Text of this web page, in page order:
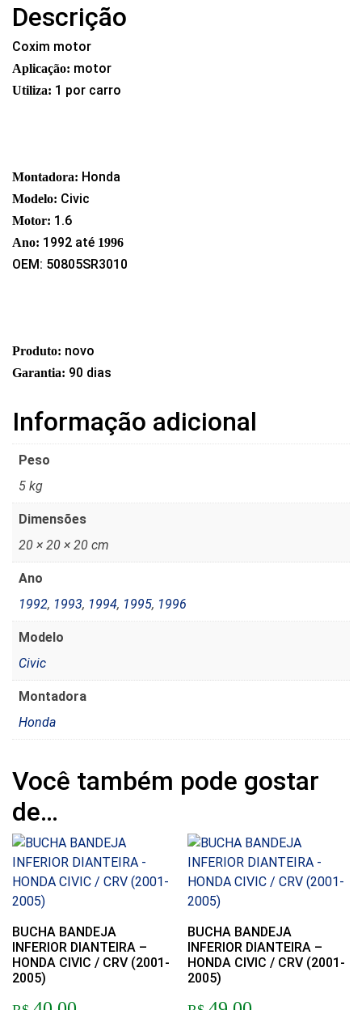
Descrição
Coxim motor
Aplicação: motor
Utiliza: 1 por carro
Montadora: Honda
Modelo: Civic
Motor: 1.6
Ano: 1992 até 1996
OEM: 50805SR3010
Produto: novo
Garantia: 90 dias
Informação adicional
Peso
5 kg
Dimensões
20 × 20 × 20 cm
Ano
1992, 1993, 1994, 1995, 1996
Modelo
Civic
Montadora
Honda
Você também pode gostar
de…
BUCHA BANDEJA
INFERIOR DIANTEIRA –
HONDA CIVIC / CRV (2001-
2005)
BUCHA BANDEJA
INFERIOR DIANTEIRA –
HONDA CIVIC / CRV (2001-
2005)